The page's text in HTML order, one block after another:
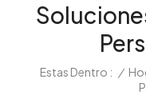
Estas Dentro : /